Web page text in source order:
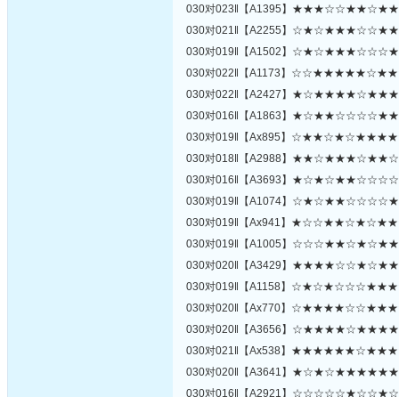
030对023‖【A1395】
030对021‖【A2255】
030对019‖【A1502】
030对022‖【A1173】
030对022‖【A2427】
030对016‖【A1863】
030对019‖【Ax895】
030对018‖【A2988】
030对016‖【A3693】
030对019‖【A1074】
030对019‖【Ax941】
030对019‖【A1005】
030对020‖【A3429】
030对019‖【A1158】
030对020‖【Ax770】
030对020‖【A3656】
030对021‖【Ax538】
030对020‖【A3641】
030对016‖【A2921】